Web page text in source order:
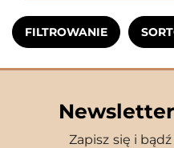
FILTROWANIE
Zapisz się i